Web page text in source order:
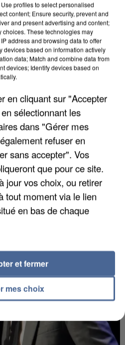
Mafia interpellé en
avait été interpellé
profiles to select personalised
content; Ensure security, prevent and
and present advertising and content;
These technologies may
address and browsing data to offer
devices based on information actively
data; Match and combine data from
devices; Identify devices based on
en cliquant sur "Accepter
sélectionnant les
dans "Gérer mes
refuser en
sans accepter". Vos
que pour ce site.
jour vos choix, ou retirer
tout moment via le lien
en bas de chaque
mes choix
et fermer